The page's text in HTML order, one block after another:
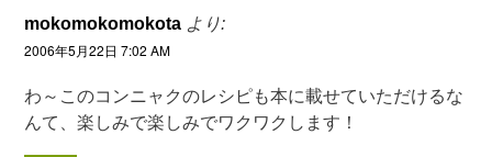
mokomokomokota より:
2006年5月22日 7:02 AM
わ～このコンニャクのレシピも本に載せていただけるな
んて、楽しみで楽しみでワクワクします！